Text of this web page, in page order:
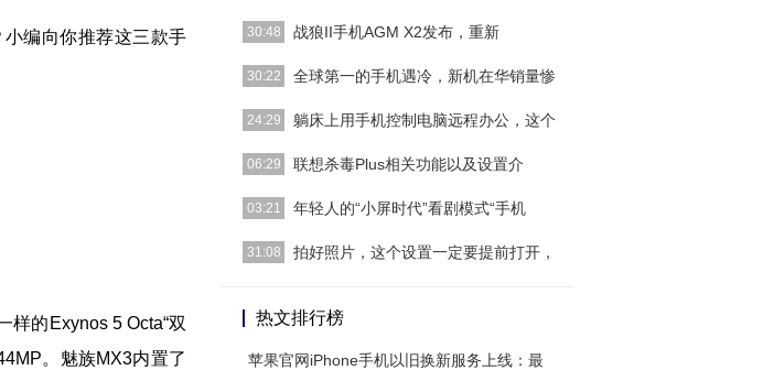
编向你推荐这三款手
样的Exynos 5 Octa“双
。魅族MX3内置了
30:48 战狼II手机AGM X2发布，重新
毫无疑问，跻身世界电影票房top100，创下华语电影票
30:22 全球第一的手机遇冷，新机在华销量惨
日前，多个数据调研机构纷纷公布了2019年第二季度全
24:29 躺床上用手机控制电脑远程办公，这个
软件叫做“向日葵”，它是一个公司专门研发的远程控制软
06:29 联想杀毒Plus相关功能以及设置介
解决方案:一、首次打开软件的设置1、出现引导界面选
03:21 年轻人的“小屏时代”看剧模式“手机
一年一度的上海电视节又开幕了，虽然明星一年比一年来
31:08 拍好照片，这个设置一定要提前打开，
手机各种主流智能手机
热文排行榜
苹果官网iPhone手机以旧换新服务上线：最